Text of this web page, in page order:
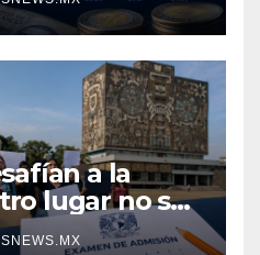
a la
lugar no se